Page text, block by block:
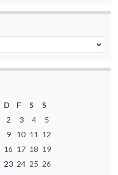
D F S
S
2 3 4
5
9 10 11 12
16 17 18 19
23 24 25 26